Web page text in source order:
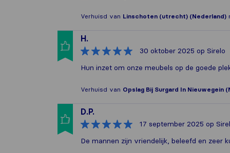
Verhuisd van Linschoten (utrecht) (Nederland)
H.
30 oktober 2025 op Sirelo
Hun inzet om onze meubels op de goede
Verhuisd van Opslag Bij Surgard In Nieuwegein
D.P.
17 september 2025 op
De mannen zijn vriendelijk, beleefd en zeer